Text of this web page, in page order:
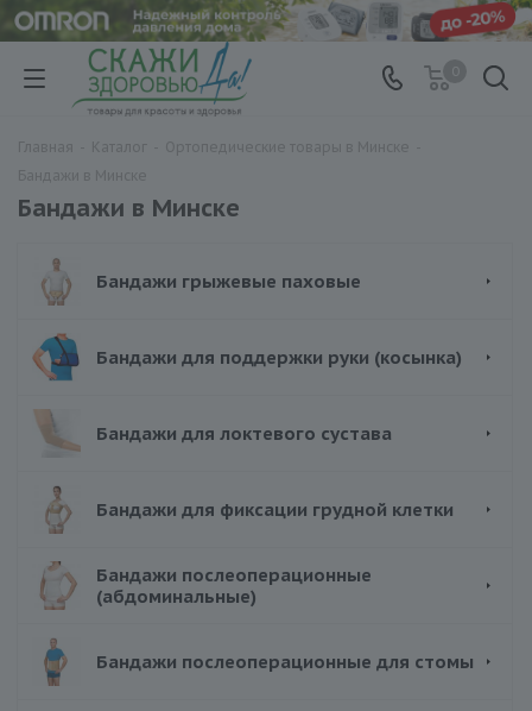
Бандажи в Минске
Бандажи грыжевые паховые
Бандажи для поддержки руки (косынка)
Бандажи для локтевого сустава
Бандажи для фиксации грудной клетки
Бандажи послеоперационные
(абдоминальные)
Бандажи послеоперационные для стомы